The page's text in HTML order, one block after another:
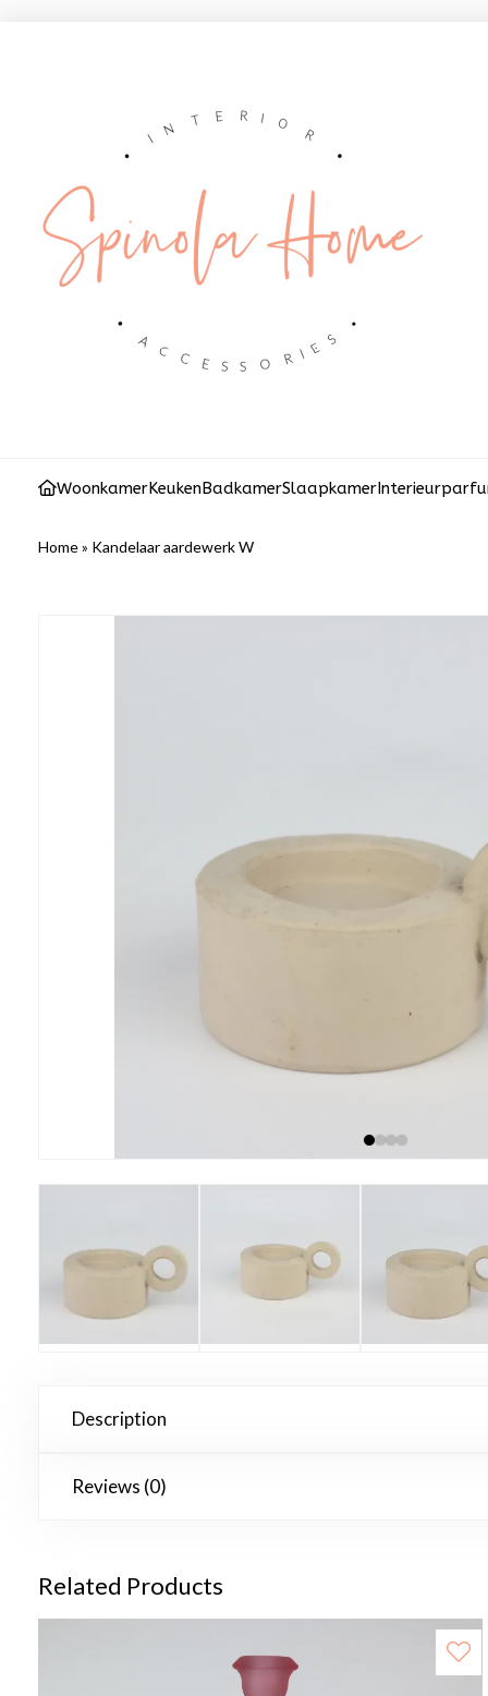
WoonkamerKeukenBadkamerSlaapkamer
Home» Kandelaar aardewerk W
Description
Reviews (0)
Related Products